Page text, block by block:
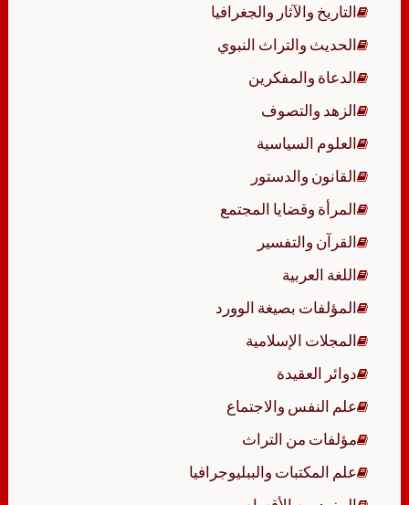
التاريخ والآثار والجغرافيا
الحديث والتراث النبوي
الدعاة والمفكرين
الزهد والتصوف
العلوم السياسية
القانون والدستور
المرأة وقضايا المجتمع
القرآن والتفسير
اللغة العربية
المؤلفات بصيغة الوورد
المجلات الإسلامية
دوائر العقيدة
علم النفس والاجتماع
مؤلفات من التراث
علم المكتبات والببليوجرافيا